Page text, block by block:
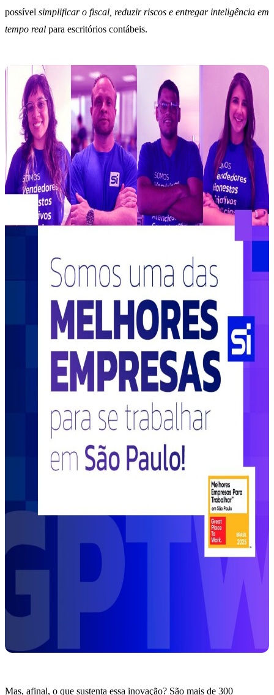
possível simplificar o fiscal, reduzir riscos e entregar inteligência em
tempo real para escritórios contábeis.
Mas, afinal, o que sustenta essa inovação? São mais de 300